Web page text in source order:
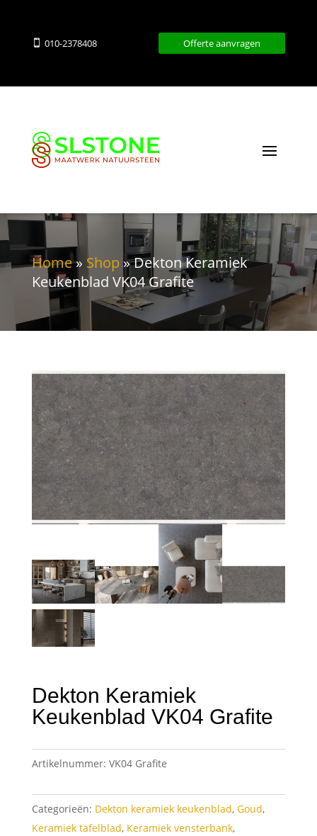
010-2378408 Offerte aanvragen
Home» Shop »Dekton Keramiek
Keukenblad VK04 Grafite
Dekton Keramiek
Keukenblad VK04 Grafite
Artikelnummer: VK04 Grafite
Categorieën: Dekton keramiek keukenblad, Goud,
Keramiek tafelblad, Keramiek vensterbank,